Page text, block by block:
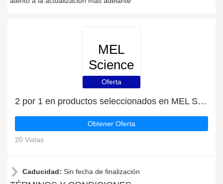
MEL
Science
Oferta
2 por 1 en productos seleccionados en MEL Science
Obtener Oferta
20 Vistas
Caducidad: Sin fecha de finalización